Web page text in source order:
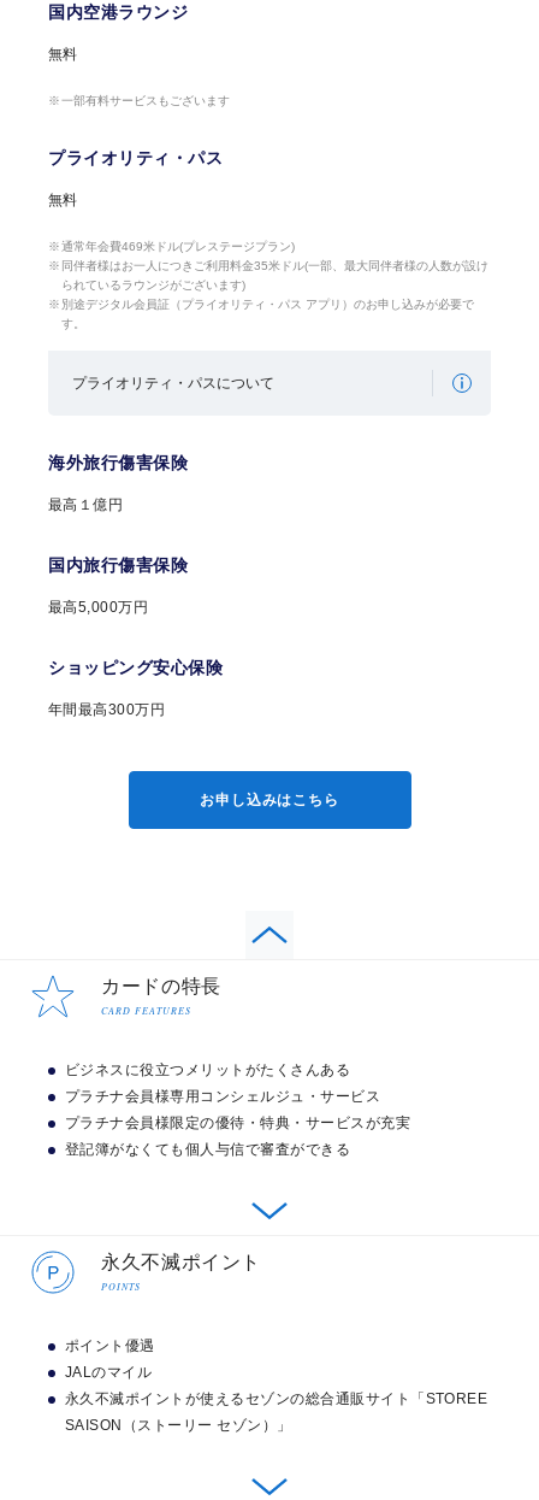
国内空港ラウンジ
無料
一部有料サービスもございます
プライオリティ・パス
無料
通常年会費469米ドル(プレステージプラン)
同伴者様はお一人につきご利用料金35米ドル(一部、最大同伴者様の人数が設け
られているラウンジがございます)
別途デジタル会員証（プライオリティ・パス アプリ）のお申し込みが必要で
す。
プライオリティ・パスについて
海外旅行傷害保険
最高１億円
国内旅行傷害保険
最高5,000万円
ショッピング安心保険
年間最高300万円
お申し込みはこちら
カードの特長
CARD FEATURES
ビジネスに役立つメリットがたくさんある
プラチナ会員様専用コンシェルジュ・サービス
プラチナ会員様限定の優待・特典・サービスが充実
登記簿がなくても個人与信で審査ができる
個人カードとは違い、ビジネスカードはビジネスカード
スがたくさんあります。
カードの利用日から支払い日まで最大56日間の猶予があるので
キャッシュフローにゆとりができる
引き落とし口座を「法人」か「個人」で選べる
永久不滅ポイント
POINTS
ポイント優遇
JALのマイル
永久不滅ポイントが使えるセゾンの総合通販サイト「STOREE
SAISON（ストーリー セゾン）」